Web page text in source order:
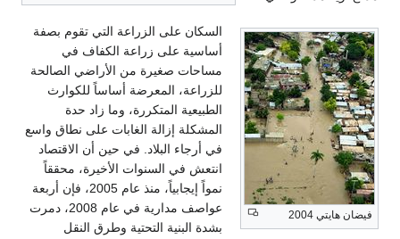
فيضان هايتي 2004
السكان على الزراعة التي تقوم بصفة
أساسية على زراعة الكفاف في
مساحات صغيرة من الأراضي الصالحة
للزراعة، المعرضة أساساً للكوارث
الطبيعية المتكررة، وما زاد حدة
المشكلة إزالة الغابات على نطاق واسع
في أرجاء البلاد. في حين أن الاقتصاد
انتعش في السنوات الأخيرة، محققاً
نمواً إيجابياً، منذ عام 2005، فإن أربعة
عواصف مدارية في عام 2008، دمرت
بشدة البنية التحتية وطرق النقل